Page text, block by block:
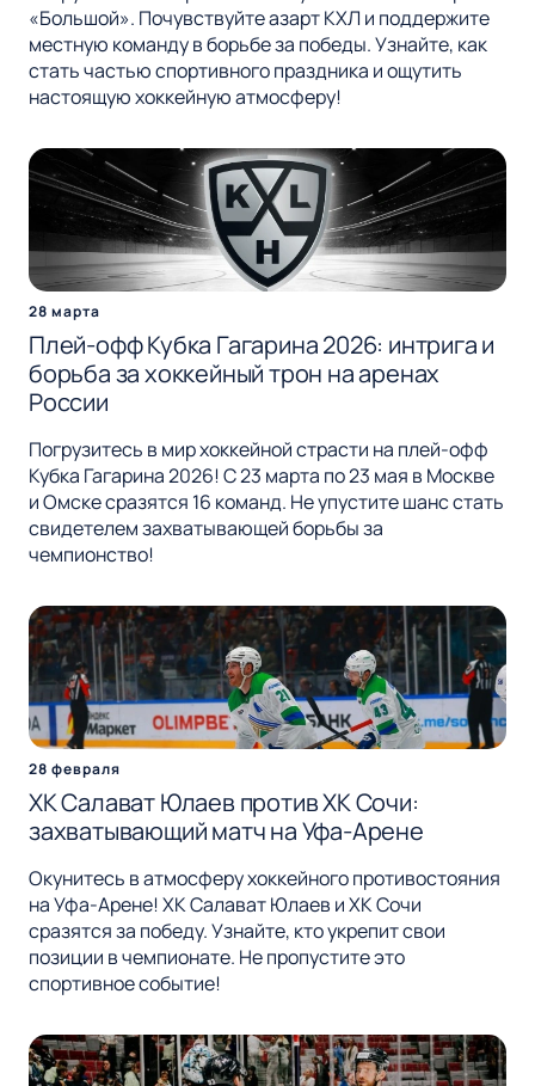
«Большой». Почувствуйте азарт КХЛ и поддержите
местную команду в борьбе за победы. Узнайте, как
стать частью спортивного праздника и ощутить
настоящую хоккейную атмосферу!
28 марта
Плей-офф Кубка Гагарина 2026: интрига и
борьба за хоккейный трон на аренах
России
Погрузитесь в мир хоккейной страсти на плей-офф
Кубка Гагарина 2026! С 23 марта по 23 мая в Москве
и Омске сразятся 16 команд. Не упустите шанс стать
свидетелем захватывающей борьбы за
чемпионство!
28 февраля
ХК Салават Юлаев против ХК Сочи:
захватывающий матч на Уфа-Арене
Окунитесь в атмосферу хоккейного противостояния
на Уфа-Арене! ХК Салават Юлаев и ХК Сочи
сразятся за победу. Узнайте, кто укрепит свои
позиции в чемпионате. Не пропустите это
спортивное событие!